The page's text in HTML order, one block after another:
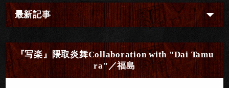
最新記事
『写楽』隈取炎舞Collaboration with "Dai Tamu
ra"／福島